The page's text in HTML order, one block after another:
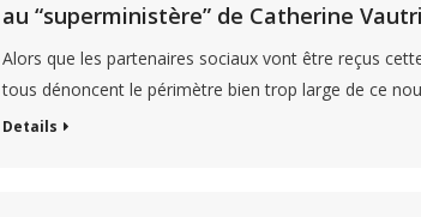
au “superministère” de Catherine
Alors que les partenaires sociaux vont être reçus
tous dénoncent le périmètre bien trop large de ce
Details